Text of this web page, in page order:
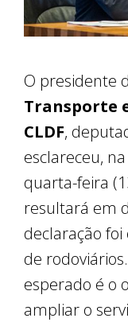
O presidente
Transporte
CLDF,
esclareceu,
quarta-feira
resultará em
declaração
de
esperado é o
ampliar o